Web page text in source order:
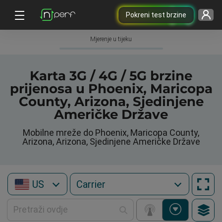
Pokreni test brzine
Mjerenje u tijeku
Karta 3G / 4G / 5G brzine
prijenosa u Phoenix, Maricopa
County, Arizona, Sjedinjene
Američke Države
Mobilne mreže do Phoenix, Maricopa County,
Arizona, Arizona, Sjedinjene Američke Države
US